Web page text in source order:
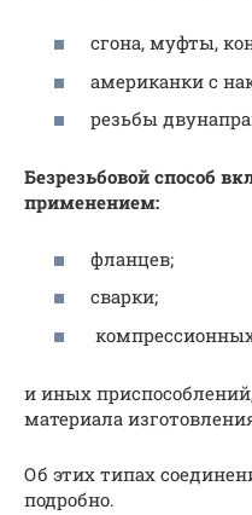
сгона, муфты,
американки с
резьбы
Безрезьбовой способ
применением:
фланцев;
сварки;
и иных
материала
Об этих типах
подробно.